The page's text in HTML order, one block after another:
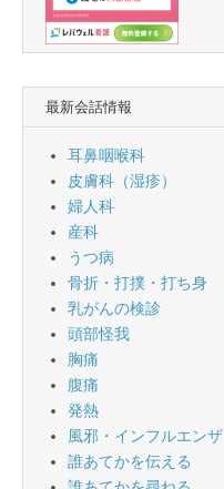
最新会話情報
耳鼻咽喉科
皮膚科（湿疹）
婦人科
産科
うつ病
骨折・打撲・打ち身
乳がんの検診
頭部怪我
胸痛
腹痛
発熱
風邪・インフルエンザ
誰あてかを伝える